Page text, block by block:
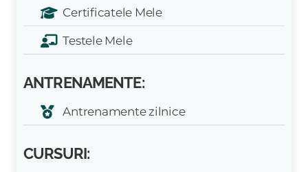
Certificatele Mele
Testele Mele
ANTRENAMENTE:
Antrenamente zilnice
CURSURI: